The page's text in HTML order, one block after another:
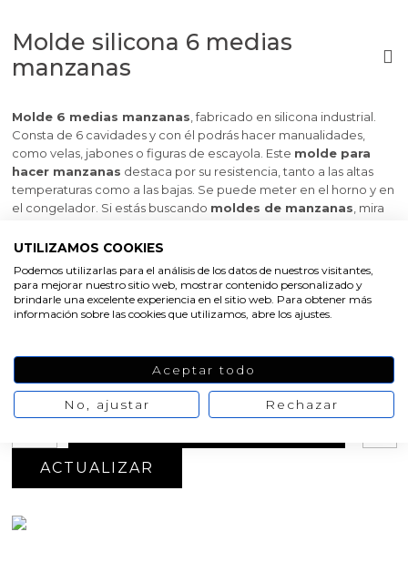
Molde silicona 6 medias
manzanas
Molde 6 medias manzanas , fabricado en silicona industrial.
Consta de 6 cavidades y con él podrás hacer manualidades,
como velas, jabones o figuras de escayola. Este molde para
hacer manzanas destaca por su resistencia, tanto a las altas
temperaturas como a las bajas. Se puede meter en el horno y en
el congelador. Si estás buscando moldes de manzanas , mira
encontrarás varios moldes de manzanas, en 3D o de diferentes
Medidas aprox: 4,5 x 4,5 x 1,5 cm grosor
Peso aprox: 60 g de jabón por figura
6,14 €
4,91 €
No hay opiniones
de momento
UTILIZAMOS COOKIES
Podemos utilizarlas para el análisis de los datos de nuestros visitantes,
para mejorar nuestro sitio web, mostrar contenido personalizado y
brindarle una excelente experiencia en el sitio web. Para obtener más
información sobre las cookies que utilizamos, abre los ajustes.
Aceptar todo
No, ajustar Rechazar